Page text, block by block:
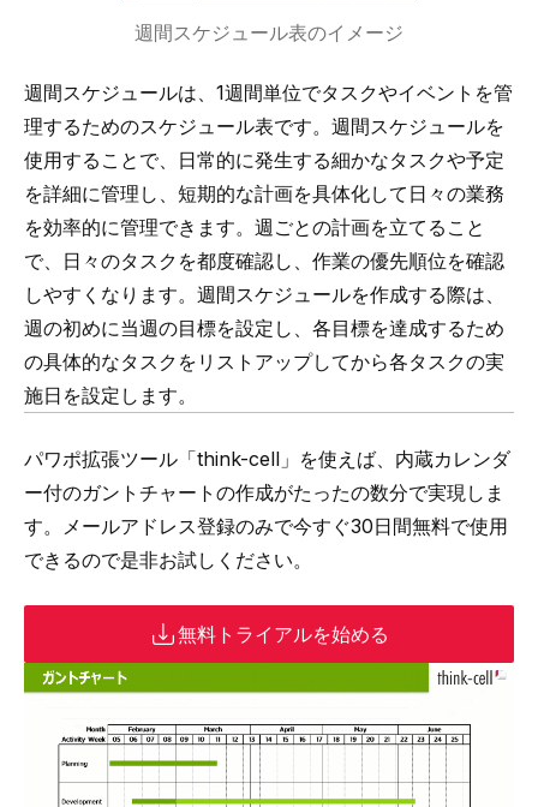
週間スケジュール表のイメージ
週間スケジュールは、1週間単位でタスクやイベントを管
理するためのスケジュール表です。週間スケジュールを
使用することで、日常的に発生する細かなタスクや予定
を詳細に管理し、短期的な計画を具体化して日々の業務
を効率的に管理できます。週ごとの計画を立てること
で、日々のタスクを都度確認し、作業の優先順位を確認
しやすくなります。週間スケジュールを作成する際は、
週の初めに当週の目標を設定し、各目標を達成するため
の具体的なタスクをリストアップしてから各タスクの実
施日を設定します。
パワポ拡張ツール「think-cell 」を使えば、内蔵カレンダ
ー付のガントチャートの作成がたったの数分で実現しま
す。メールアドレス登録のみで今すぐ30日間無料で使用
できるので是非お試しください。
無料トライアルを始める